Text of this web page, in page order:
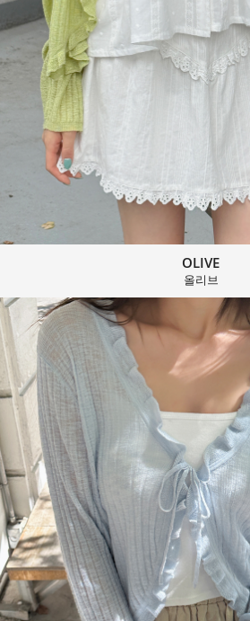
OLIVE
올리브